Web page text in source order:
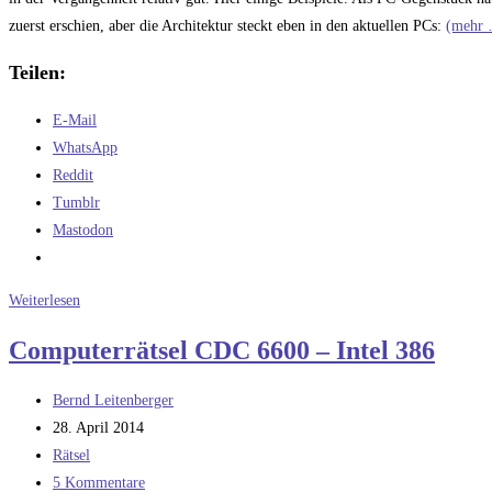
zuerst erschien, aber die Architektur steckt eben in den aktuellen PCs: (mehr
Teilen:
E-Mail
WhatsApp
Reddit
Tumblr
Mastodon
Weiterlesen
in
Jahren
Computerrätsel CDC 6600 – Intel 386
Beitrags-
Autor:
Bernd Leitenberger
Beitrag
veröffentlicht:
28. April 2014
Beitrags-
Kategorie:
Rätsel
Beitrags-
5 Kommentare